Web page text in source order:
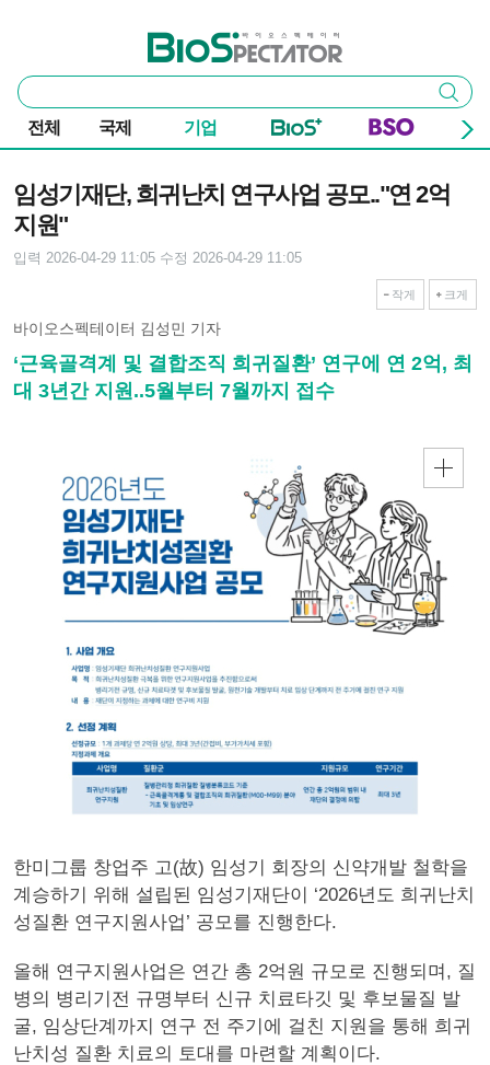
바이오스펙테이터
통
합
검
색
검색
전체 국제 기업
임성기재단, 희귀난치 연구사업 공모.."연 2억
지원"
입력 2026-04-29 11:05 수정 2026-04-29 11:05
작게 크게
바이오스펙테이터 김성민 기자
‘근육골격계 및 결합조직 희귀질환’ 연구에 연 2억, 최
대 3년간 지원..5월부터 7월까지 접수
한미그룹 창업주 고(故) 임성기 회장의 신약개발 철학을
계승하기 위해 설립된 임성기재단이 ‘2026년도 희귀난치
성질환 연구지원사업’ 공모를 진행한다.
올해 연구지원사업은 연간 총 2억원 규모로 진행되며, 질
병의 병리기전 규명부터 신규 치료타깃 및 후보물질 발
굴, 임상단계까지 연구 전 주기에 걸친 지원을 통해 희귀
난치성 질환 치료의 토대를 마련할 계획이다.